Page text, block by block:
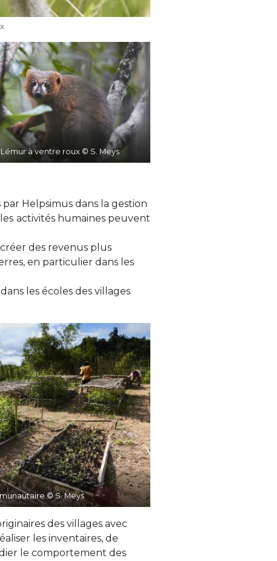
Lémur à ventre roux © S. Meys
par Helpsimus dans la gestion
activités humaines peuvent
des revenus plus
en particulier dans les
les écoles des villages
© S. Meys
des villages avec
les inventaires, de
le comportement des